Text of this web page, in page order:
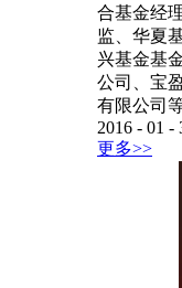
合基金经
监、华夏
兴基金基
公司、宝
有限公司
2016 - 01 -
更多>>